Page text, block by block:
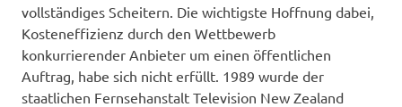
vollständiges Scheitern. Die wichtigste Hoffnung dabei,
Kosteneffizienz durch den Wettbewerb
konkurrierender Anbieter um einen öffentlichen
Auftrag, habe sich nicht erfüllt. 1989 wurde der
staatlichen Fernsehanstalt Television New Zealand